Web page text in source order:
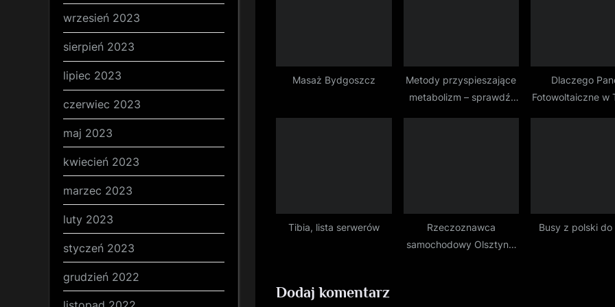
t
Masaż Bydgoszcz
Metody przyspieszające
metabolizm – sprawdź,
Dlaczego
Fotowoltaiczne w
Tibia, lista serwerów
Rzeczoznawca
samochodowy Olsztyn –
Busy z polski do
Dodaj komentarz
wrzesień 2023
sierpień 2023
lipiec 2023
czerwiec 2023
maj 2023
kwiecień 2023
marzec 2023
luty 2023
styczeń 2023
grudzień 2022